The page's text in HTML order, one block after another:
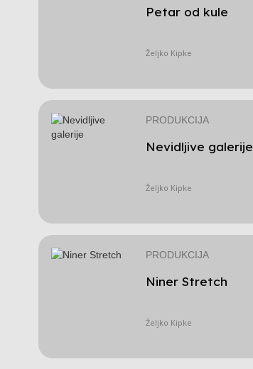
Petar od kule
Željko Kipke
PRODUKCIJA
Nevidljive galerije
Željko Kipke
PRODUKCIJA
Niner Stretch
Željko Kipke